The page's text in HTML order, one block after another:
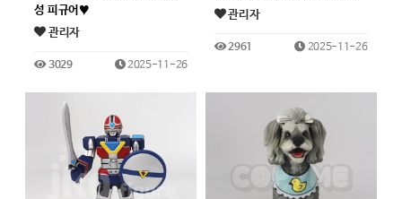
성 피규어♥
관리자
3029 2025-11-26
관리자
2961 2025-11-26